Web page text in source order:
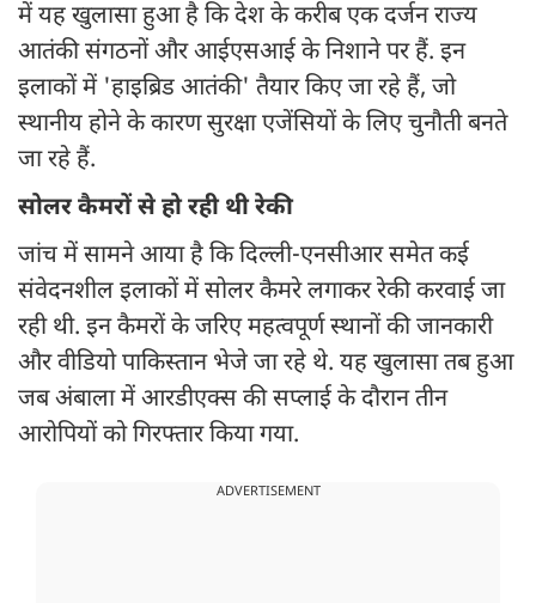
में यह खुलासा हुआ है कि देश के करीब एक दर्जन राज्य
आतंकी संगठनों और आईएसआई के निशाने पर हैं. इन
इलाकों में 'हाइब्रिड आतंकी' तैयार किए जा रहे हैं, जो
स्थानीय होने के कारण सुरक्षा एजेंसियों के लिए चुनौती बनते
जा रहे हैं.
सोलर कैमरों से हो रही थी रेकी
जांच में सामने आया है कि दिल्ली-एनसीआर समेत कई
संवेदनशील इलाकों में सोलर कैमरे लगाकर रेकी करवाई जा
रही थी. इन कैमरों के जरिए महत्वपूर्ण स्थानों की जानकारी
और वीडियो पाकिस्तान भेजे जा रहे थे. यह खुलासा तब हुआ
जब अंबाला में आरडीएक्स की सप्लाई के दौरान तीन
आरोपियों को गिरफ्तार किया गया.
ADVERTISEMENT